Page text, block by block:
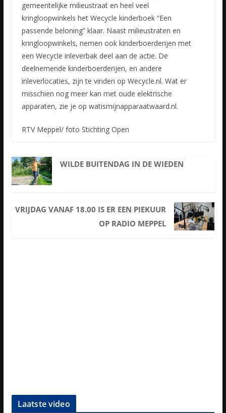
gemeentelijke milieustraat en heel veel
kringloopwinkels het Wecycle kinderboek “Een
passende beloning” klaar. Naast milieustraten en
kringloopwinkels, nemen ook kinderboerderijen met
een Wecycle inleverbak deel aan de actie. De
deelnemende kinderboerderijen, en andere
inleverlocaties, zijn te vinden op Wecycle.nl. Wat er
misschien nog meer kan met oude elektrische
apparaten, zie je op watismijnapparaatwaard.nl.
RTV Meppel/ foto Stichting Open
WILDE BUITENDAG IN DE WIEDEN
VRIJDAG VANAF 18.00 IS ER EEN PIEKUUR
OP RADIO MEPPEL
Laatste video